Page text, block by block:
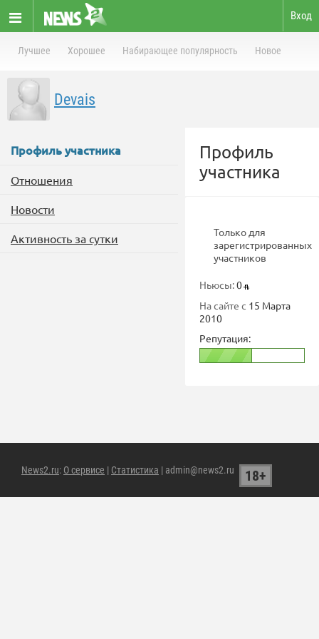
Вход
Лучшее Хорошее Набирающее популярность Новое
Devais
Профиль участника
Отношения
Новости
Активность за сутки
Профиль
участника
Только для
зарегистрированных
участников
Ньюсы:0
На сайте с 15 Марта
2010
Репутация:
News2.ru: О сервисе | Статистика | admin@news2.ru 18+